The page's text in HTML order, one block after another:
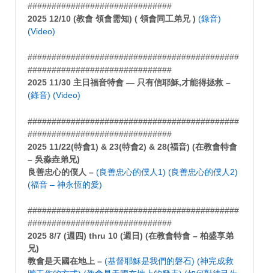
##############################
2025 12/10 (教會 領會需知) ( 領會同工弟兄 ) (錄音)
(Video)
############################################
##############################
2025 11/30 主日福音特會 — 只有信耶穌,才能得拯救 –
(錄音) (Video)
############################################
##############################
2025 11/22(特會1) & 23(特會2) & 28(福音) (在教會特會
– 吳淼垚弟兄)
良善忠心的僕人 – (良善忠心的僕人1) (良善忠心的僕人2)
(福音 – 神永恆的愛)
############################################
##############################
2025 8/7 (週四) thru 10 (週日) (在教會特會 – 柏盛享弟
兄)
教會是天國在地上 – (基督耶穌是我們的磐石) (神完成救